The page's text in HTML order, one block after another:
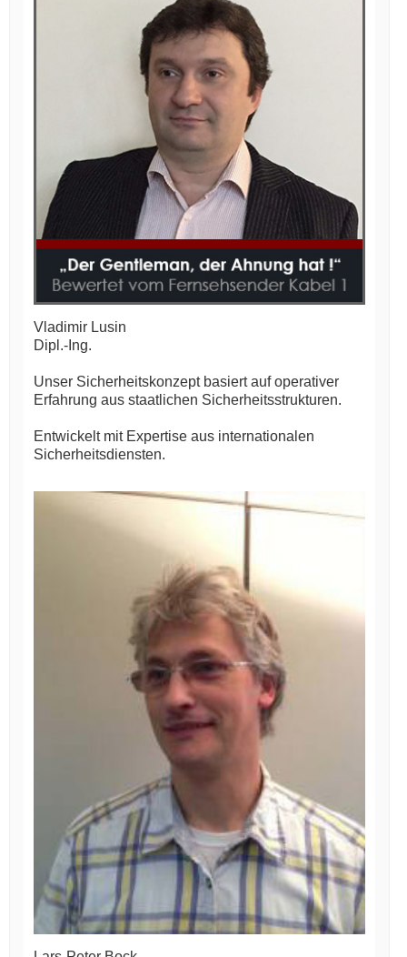
Vladimir Lusin
Dipl.-Ing.
Unser Sicherheitskonzept basiert auf operativer
Erfahrung aus staatlichen Sicherheitsstrukturen.
Entwickelt mit Expertise aus internationalen
Sicherheitsdiensten.